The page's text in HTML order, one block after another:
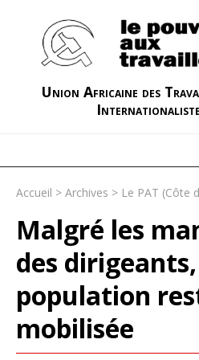
Union Africaine des
Accueil > Archives > Le PAT (Côte
Malgré les
des
population
mobilisée